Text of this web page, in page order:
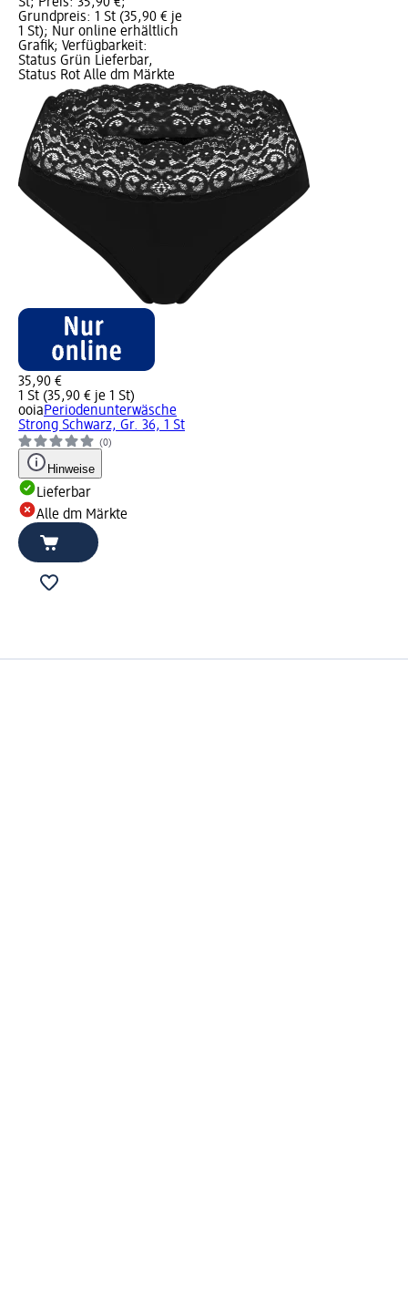
St; Preis: 35,90 €;
Grundpreis: 1 St (35,90 € je
1 St); Nur online erhältlich
Grafik; Verfügbarkeit:
Status Grün Lieferbar,
Status Rot Alle dm Märkte
35,90 €
1 St (35,90 € je 1 St)
ooiaPeriodenunterwäsche
Strong Schwarz, Gr. 36, 1 St
(0)
Hinweise
Lieferbar
Alle dm Märkte